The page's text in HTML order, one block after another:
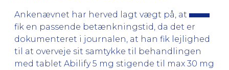
Ankenævnet har herved lagt vægt på, at
fik en passende betænkningstid, da det er
dokumenteret i journalen, at han fik lejlighed
til at overveje sit samtykke til behandlingen
med tablet Abilify 5 mg stigende til max 30 mg